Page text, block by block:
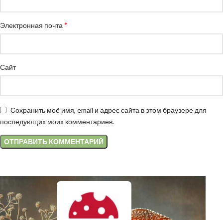
Электронная почта*
Сайт
Сохранить моё имя, email и адрес сайта в этом браузере для
последующих моих комментариев.